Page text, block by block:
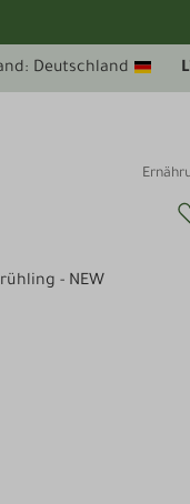
Deutschland
- NEW